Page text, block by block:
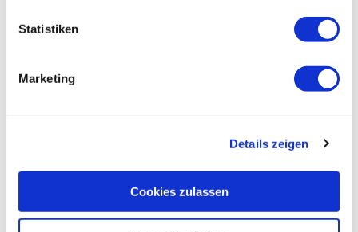
Statistiken
Marketing
Details zeigen
Cookies zulassen